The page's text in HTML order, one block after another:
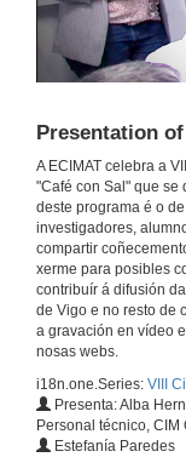
Presentation
A ECIMAT celebra a
"Café con Sal" que se
deste programa é o
investigadores,
compartir
xerme para posibles
contribuír á difusión
de Vigo e no resto de
a gravación en vídeo
nosas webs.
i18n.one.Series: VIII
Presenta: Alba
Personal técnico,
Estefanía Paredes